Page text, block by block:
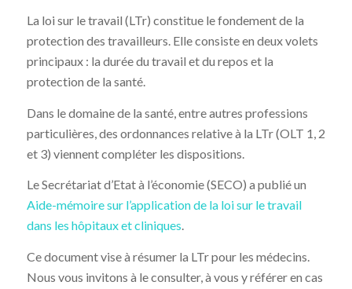
La loi sur le travail (LTr) constitue le fondement de la
protection des travailleurs. Elle consiste en deux volets
principaux : la durée du travail et du repos et la
protection de la santé.
Dans le domaine de la santé, entre autres professions
particulières, des ordonnances relative à la LTr (OLT 1, 2
et 3) viennent compléter les dispositions.
Le Secrétariat d’Etat à l’économie (SECO) a publié un
Aide-mémoire sur l’application de la loi sur le travail
dans les hôpitaux et cliniques.
Ce document vise à résumer la LTr pour les médecins.
Nous vous invitons à le consulter, à vous y référer en cas